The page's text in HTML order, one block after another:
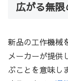
広がる無
新品の工作機械
メーカーが提供
ぶことを意味し